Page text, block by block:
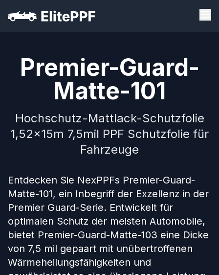
Premier-Guard-
Matte-101
Hochschutz-Mattlack-Schutzfolie
1,52x15m 7,5mil PPF Schutzfolie für
Fahrzeuge
Entdecken Sie NexPPFs Premier-Guard-
Matte-101, ein Inbegriff der Exzellenz in der
Premier Guard-Serie. Entwickelt für
optimalen Schutz der meisten Automobile,
bietet Premier-Guard-Matte-103 eine Dicke
von 7,5 mil gepaart mit unübertroffenen
Wärmeheilungsfähigkeiten und